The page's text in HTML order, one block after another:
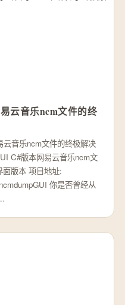
云音乐ncm文件的终
音乐ncm文件的终极解决
C#版本网易云音乐ncm文
版本 项目地址:
你是否曾经从